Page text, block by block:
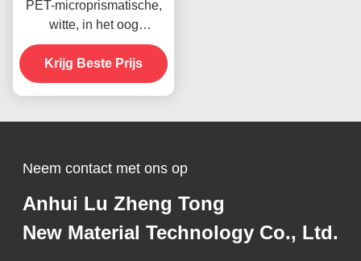
PET-microprismatische,
witte, in het oog
springende band,
reflecterende band voor
voertuigen, ECE-
Krijg Beste Prijs
Neem contact met ons op
Anhui Lu Zheng Tong
New Material Technology Co., Ltd.